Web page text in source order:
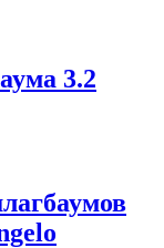
3.2